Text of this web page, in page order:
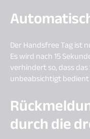
Der Handsfree Tag ist
Es wird nach 15
verhindert so, dass
unbeabsichtigt
durch die